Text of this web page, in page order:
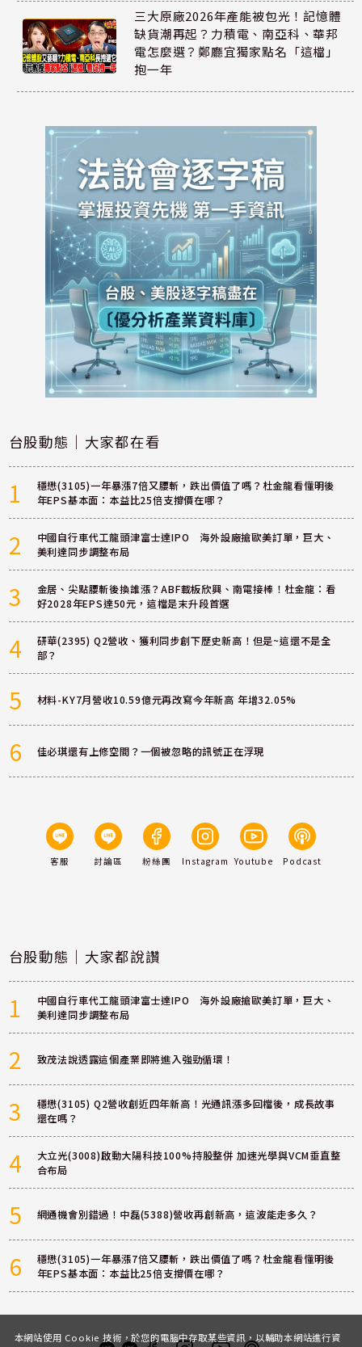
三大原廠2026年產能被包光！記憶體
缺貨潮再起？力積電、南亞科、華邦
電怎麼選？鄭廳宜獨家點名「這檔」
抱一年
台股動態｜大家都在看
1
穩懋(3105)一年暴漲7倍又腰斬，跌出價值了嗎？杜金龍看懂明後
年EPS基本面：本益比25倍支撐價在哪？
2
中國自行車代工龍頭津富士達IPO 海外設廠搶歐美訂單，巨大、
美利達同步調整布局
3
金居、尖點腰斬後換誰漲？ABF載板欣興、南電接棒！杜金龍：看
好2028年EPS達50元，這檔是末升段首選
4
研華(2395) Q2營收、獲利同步創下歷史新高！但是~這還不是全
部？
5 材料-KY7月營收10.59億元再改寫今年新高 年增32.05%
6 佳必琪還有上修空間？一個被忽略的訊號正在浮現
客服 討論區 粉絲團 Instagram Youtube Podcast
台股動態｜大家都說讚
1
中國自行車代工龍頭津富士達IPO 海外設廠搶歐美訂單，巨大、
美利達同步調整布局
2 致茂法說透露這個產業即將進入強勁循環！
3
穩懋(3105) Q2營收創近四年新高！光通訊漲多回檔後，成長故事
還在嗎？
4
大立光(3008)啟動大陽科技100%持股整併 加速光學與VCM垂直整
合布局
5 網通機會別錯過！中磊(5388)營收再創新高，這波能走多久？
6
穩懋(3105)一年暴漲7倍又腰斬，跌出價值了嗎？杜金龍看懂明後
年EPS基本面：本益比25倍支撐價在哪？
本網站使用 Cookie 技術，於您的電腦中存取某些資訊，以輔助本網站進行資